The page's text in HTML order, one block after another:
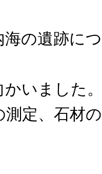
海の遺跡に
かいました
定、石材